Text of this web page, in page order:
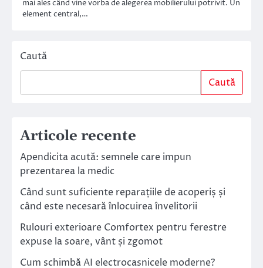
mai ales când vine vorba de alegerea mobilierului potrivit. Un
element central,…
Caută
Caută
Articole recente
Apendicita acută: semnele care impun
prezentarea la medic
Când sunt suficiente reparațiile de acoperiș și
când este necesară înlocuirea învelitorii
Rulouri exterioare Comfortex pentru ferestre
expuse la soare, vânt și zgomot
Cum schimbă AI electrocasnicele moderne?